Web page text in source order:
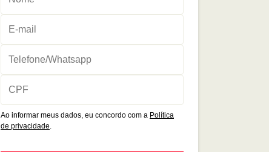
Ao informar meus dados, eu concordo com a Política
de privacidade.